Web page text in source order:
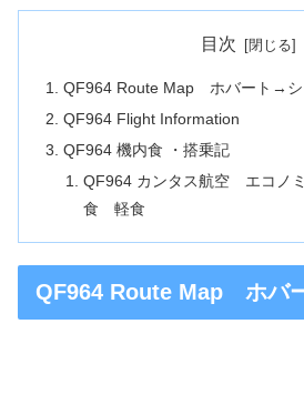
目次
QF964 Route Map ホバート→シ
QF964 Flight Information
QF964 機内食 ・搭乗記
QF964 カンタス航空 エコノ
食 軽食
QF964 Route Map ホバ